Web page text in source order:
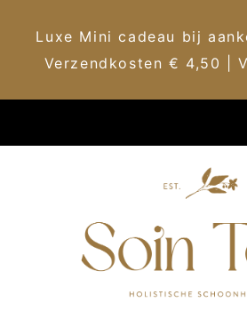
Luxe Mini cadeau bij
Verzendkosten € 4,50 |